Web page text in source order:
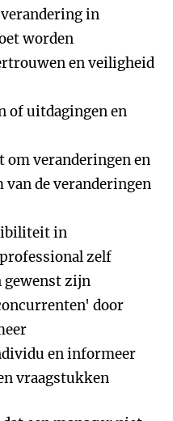
in
worden
en veiligheid
of uitdagingen en
om veranderingen en
de veranderingen
in
zelf
gewenst zijn
door
en informeer
vraagstukken